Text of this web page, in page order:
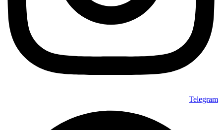
Telegram